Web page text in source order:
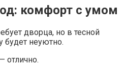
комфорт с умом
дворца, но в тесной
будет неуютно.
отлично.